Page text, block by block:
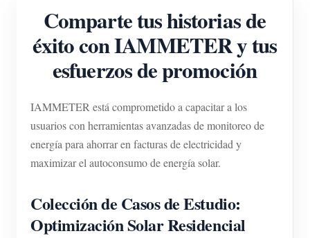
Medidor Wi-Fi trifásico (WEM3080T)
Medidor Wi-Fi trifásico (WEM3046T)
Medidor Wi-Fi trifásico (WEM3050T)
IAMMETER Cloud Pro
Servicio self-hosting
Simulador IAMMETER
Medidor virtual
Comparte tus historias de
éxito con IAMMETER y tus
esfuerzos de promoción
IAMMETER está comprometido a capacitar a los
usuarios con herramientas avanzadas de monitoreo de
energía para ahorrar en facturas de electricidad y
maximizar el autoconsumo de energía solar.
Colección de Casos de Estudio:
Optimización Solar Residencial